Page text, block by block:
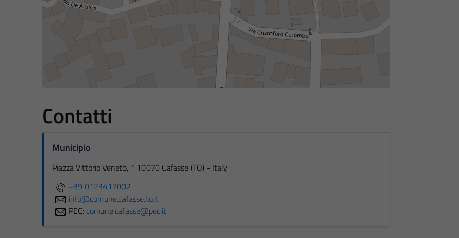
Contatti
Municipio
Piazza Vittorio Veneto, 1 10070 Cafasse (TO) - Italy
+39 0123417002
info@comune.cafasse.to.it
PEC: comune.cafasse@pec.it